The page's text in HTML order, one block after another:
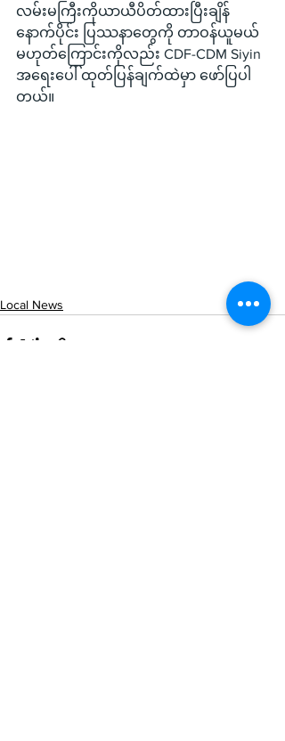
လမ်းမကြီးကိုယာယီပိတ်ထားပြီးချိန်
နောက်ပိုင်း ပြဿနာတွေကို တာဝန်ယူမယ်
မဟုတ်ကြောင်းကိုလည်း CDF-CDM Siyin
အရေးပေါ် ထုတ်ပြန်ချက်ထဲမှာ ဖော်ပြပါ
တယ်။
Local News